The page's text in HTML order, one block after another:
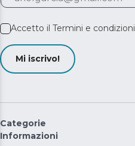
Accetto il Termini e condizioni
Mi iscrivo!
Categorie
Informazioni